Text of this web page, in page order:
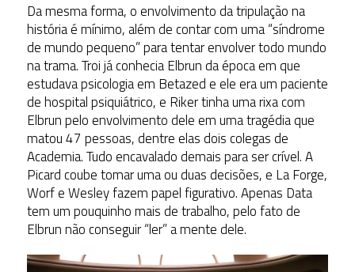
Da mesma forma, o envolvimento da tripulação na
história é mínimo, além de contar com uma “síndrome
de mundo pequeno” para tentar envolver todo mundo
na trama. Troi já conhecia Elbrun da época em que
estudava psicologia em Betazed e ele era um paciente
de hospital psiquiátrico, e Riker tinha uma rixa com
Elbrun pelo envolvimento dele em uma tragédia que
matou 47 pessoas, dentre elas dois colegas de
Academia. Tudo encavalado demais para ser crível. A
Picard coube tomar uma ou duas decisões, e La Forge,
Worf e Wesley fazem papel figurativo. Apenas Data
tem um pouquinho mais de trabalho, pelo fato de
Elbrun não conseguir “ler” a mente dele.